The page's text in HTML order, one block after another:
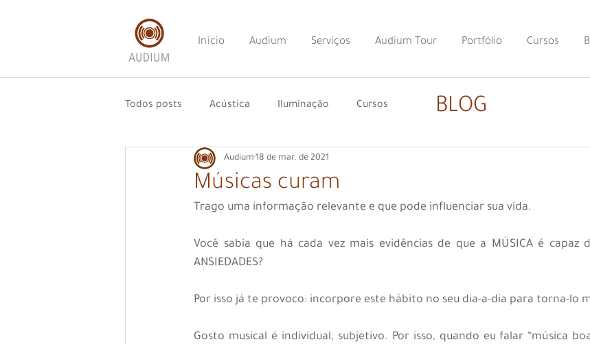
Início Audium Serviços Audium Tour Portfólio Cursos
Todos posts Acústica Iluminação Cursos
Músicas curam
Audium 18 de mar. de 2021
Trago uma informação relevante e que pode influenciar sua vida.
Você sabia que há cada vez mais evidências de que a MÚSICA é capaz
ANSIEDADES?
Por isso já te provoco: incorpore este hábito no seu dia-a-dia para torna-lo
Gosto musical é individual, subjetivo. Por isso, quando eu falar “música
BLOG